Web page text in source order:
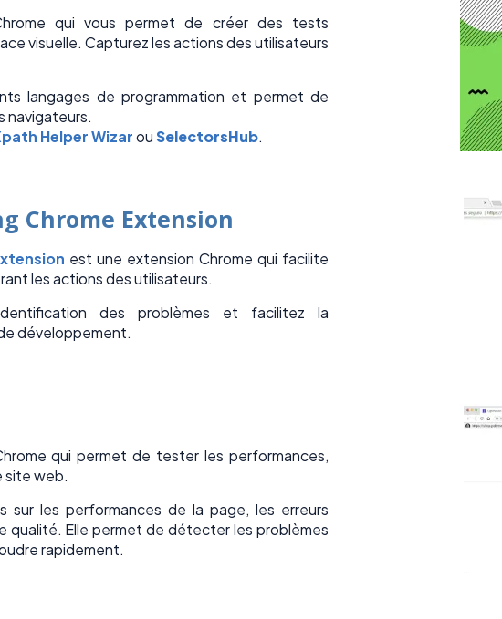
qui vous permet de créer des tests
visuelle. Capturez les actions des utilisateurs
langages de programmation et permet de
navigateurs.
Helper WizarouSelectorsHub.
Chrome Extension
est une extension Chrome qui facilite
les actions des utilisateurs.
des problèmes et facilitez la
développement.
qui permet de tester les performances,
site web.
sur les performances de la page, les erreurs
qualité. Elle permet de détecter les problèmes
rapidement.